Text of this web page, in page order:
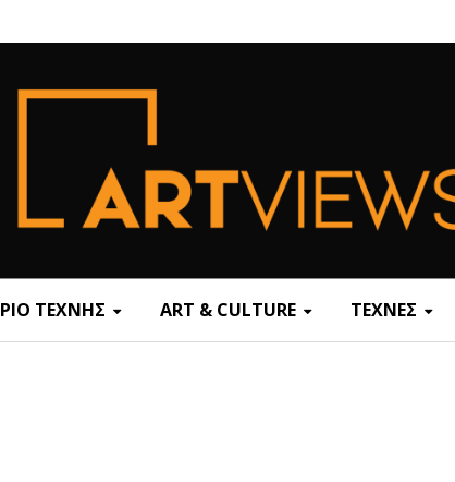
ΤΕΧΝΗΣ ART & CULTURE ΤΕΧΝΕΣ